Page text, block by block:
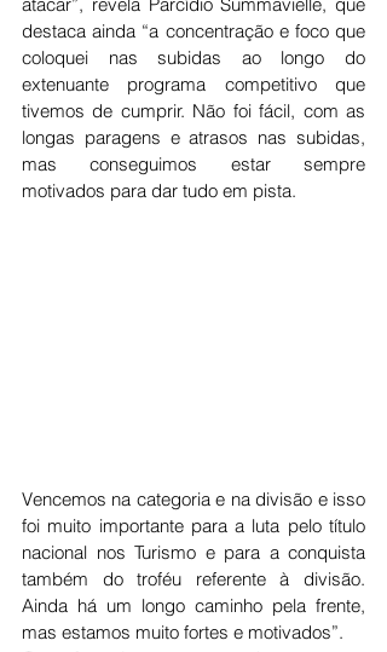
destaca ainda “a concentração e foco que
coloquei nas subidas ao longo do
extenuante programa competitivo que
tivemos de cumprir. Não foi fácil, com as
longas paragens e atrasos nas subidas,
mas conseguimos estar sempre
motivados para dar tudo em pista.
Vencemos na categoria e na divisão e isso
foi muito importante para a luta pelo título
nacional nos Turismo e para a conquista
também do troféu referente à divisão.
Ainda há um longo caminho pela frente,
mas estamos muito fortes e motivados”.